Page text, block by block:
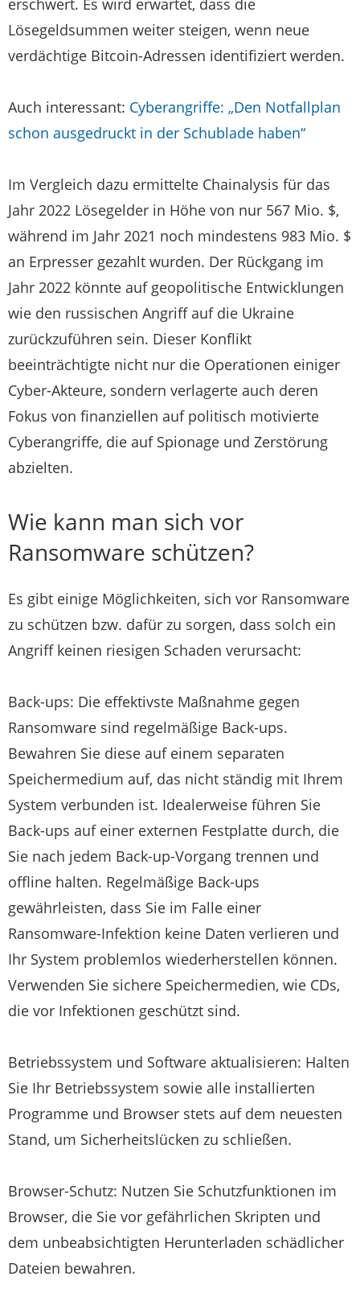
erschwert. Es wird erwartet, dass die
Lösegeldsummen weiter steigen, wenn neue
verdächtige Bitcoin-Adressen identifiziert werden.
Auch interessant: Cyberangriffe: „Den Notfallplan
schon ausgedruckt in der Schublade haben“
Im Vergleich dazu ermittelte Chainalysis für das
Jahr 2022 Lösegelder in Höhe von nur 567 Mio. $,
während im Jahr 2021 noch mindestens 983 Mio. $
an Erpresser gezahlt wurden. Der Rückgang im
Jahr 2022 könnte auf geopolitische Entwicklungen
wie den russischen Angriff auf die Ukraine
zurückzuführen sein. Dieser Konflikt
beeinträchtigte nicht nur die Operationen einiger
Cyber-Akteure, sondern verlagerte auch deren
Fokus von finanziellen auf politisch motivierte
Cyberangriffe, die auf Spionage und Zerstörung
abzielten.
Wie kann man sich vor
Ransomware schützen?
Es gibt einige Möglichkeiten, sich vor Ransomware
zu schützen bzw. dafür zu sorgen, dass solch ein
Angriff keinen riesigen Schaden verursacht:
Back-ups: Die effektivste Maßnahme gegen
Ransomware sind regelmäßige Back-ups.
Bewahren Sie diese auf einem separaten
Speichermedium auf, das nicht ständig mit Ihrem
System verbunden ist. Idealerweise führen Sie
Back-ups auf einer externen Festplatte durch, die
Sie nach jedem Back-up-Vorgang trennen und
offline halten. Regelmäßige Back-ups
gewährleisten, dass Sie im Falle einer
Ransomware-Infektion keine Daten verlieren und
Ihr System problemlos wiederherstellen können.
Verwenden Sie sichere Speichermedien, wie CDs,
die vor Infektionen geschützt sind.
Betriebssystem und Software aktualisieren: Halten
Sie Ihr Betriebssystem sowie alle installierten
Programme und Browser stets auf dem neuesten
Stand, um Sicherheitslücken zu schließen.
Browser-Schutz: Nutzen Sie Schutzfunktionen im
Browser, die Sie vor gefährlichen Skripten und
dem unbeabsichtigten Herunterladen schädlicher
Dateien bewahren.